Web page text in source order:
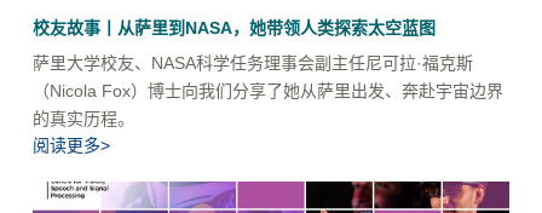
校友故事丨从萨里到NASA，她带领人类探索太空蓝图
萨里大学校友、NASA科学任务理事会副主任尼可拉·福克斯
（Nicola Fox）博士向我们分享了她从萨里出发、奔赴宇宙边界
的真实历程。
阅读更多>